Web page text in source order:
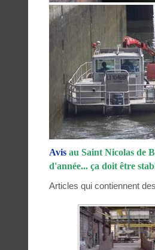
Avis au Saint Nicolas de
d'année... ça doit être
Articles qui contiennent